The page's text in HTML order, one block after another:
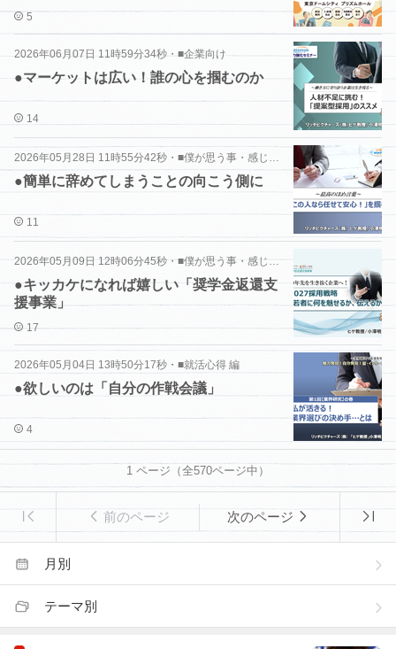
5
2026年06月07日 11時59分34秒 ・ ■企業向け
●マーケットは広い！誰の心を掴むのか
14
2026年05月28日 11時55分42秒 ・ ■僕が思う事・感じた事 編
●簡単に辞めてしまうことの向こう側に
11
2026年05月09日 12時06分45秒 ・■僕が思う事・感じた事 編
●キッカケになれば嬉しい「奨学金返還支
援事業」
17
2026年05月04日 13時50分17秒 ・ ■就活心得 編
●欲しいのは「自分の作戦会議」
4
1 ページ（全570ページ中）
前のページ 次のページ
月別
テーマ別